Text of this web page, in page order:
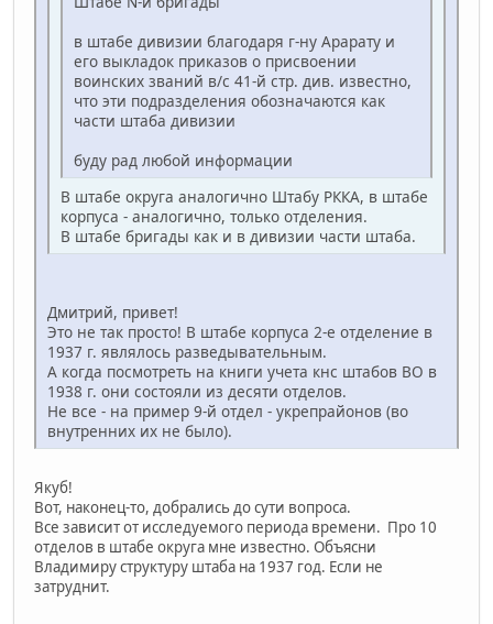
в штабе дивизии благодаря г-ну Арарату и
его выкладок приказов о присвоении
воинских званий в/с 41-й стр. див. известно,
что эти подразделения обозначаются как
части штаба дивизии
буду рад любой информации
В штабе округа аналогично Штабу РККА, в штабе
корпуса - аналогично, только отделения.
В штабе бригады как и в дивизии части штаба.
Дмитрий, привет!
Это не так просто! В штабе корпуса 2-е отделение в
1937 г. являлось разведывательным.
А когда посмотреть на книги учета кнс штабов ВО в
1938 г. они состояли из десяти отделов.
Не все - на пример 9-й отдел - укрепрайонов (во
внутренних их не было).
Якуб!
Вот, наконец-то, добрались до сути вопроса.
Все зависит от исследуемого периода времени. Про 10
отделов в штабе округа мне известно. Объясни
Владимиру структуру штаба на 1937 год. Если не
затруднит.